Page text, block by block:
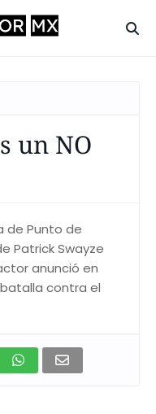
un NO
de Punto de
Patrick Swayze
anunció en
contra el